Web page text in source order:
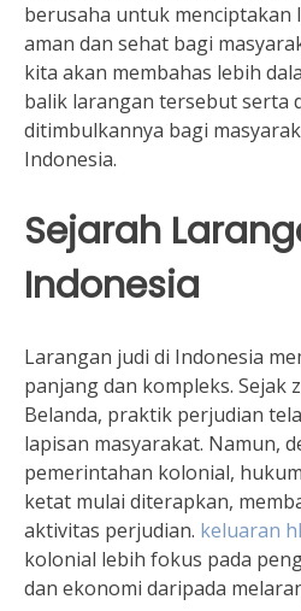
berusaha untuk menciptakan
aman dan sehat bagi
kita akan membahas lebih
balik larangan tersebut serta
ditimbulkannya bagi
Indonesia.
Sejarah
Indonesia
Larangan judi di Indonesia
panjang dan kompleks. Sejak
Belanda, praktik perjudian
lapisan masyarakat. Namun,
pemerintahan kolonial,
ketat mulai diterapkan,
aktivitas perjudian. keluaran
kolonial lebih fokus pada
dan ekonomi daripada